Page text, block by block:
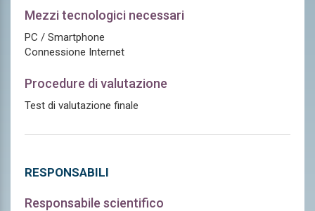
Mezzi tecnologici necessari
PC / Smartphone
Connessione Internet
Procedure di valutazione
Test di valutazione finale
RESPONSABILI
Responsabile scientifico